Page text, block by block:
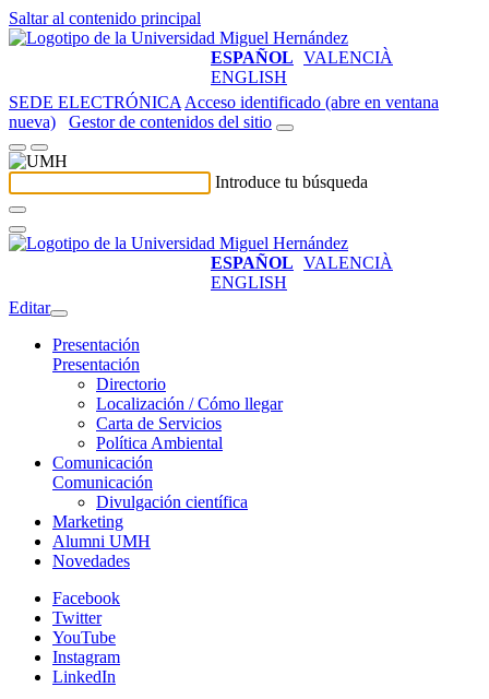
Saltar al contenido principal
ESPAÑOL VALENCIÀ
ENGLISH
SEDE ELECTRÓNICA Acceso identificado (abre en ventana
nueva)
Gestor de contenidos del sitio
Introduce tu búsqueda
ESPAÑOL VALENCIÀ
ENGLISH
Editar
Presentación
Presentación
Directorio
Localización / Cómo llegar
Carta de Servicios
Política Ambiental
Comunicación
Comunicación
Divulgación científica
Marketing
Alumni UMH
Novedades
Facebook
Twitter
YouTube
Instagram
LinkedIn